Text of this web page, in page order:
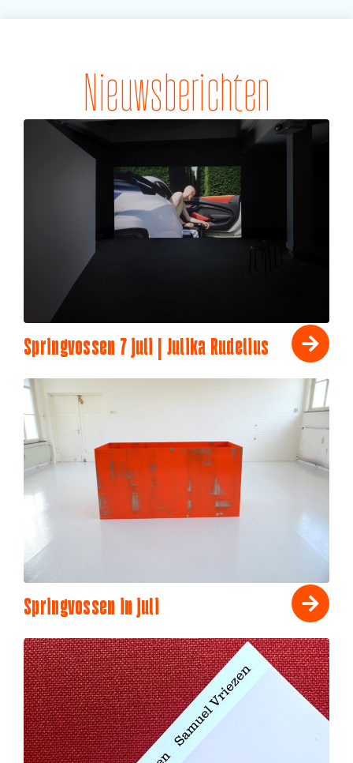
Nieuwsberichten
Springvossen 7 juli | Julika Rudelius
Springvossen in juli